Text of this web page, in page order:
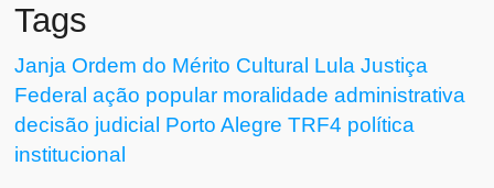
Tags
Janja Ordem do Mérito Cultural Lula Justiça
Federal ação popular moralidade administrativa
decisão judicial Porto Alegre TRF4 política
institucional